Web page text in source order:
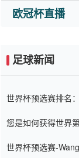
欧冠杯直播
足球新闻
世界杯预选赛排名
您是如何获得世界
世界杯预选赛-